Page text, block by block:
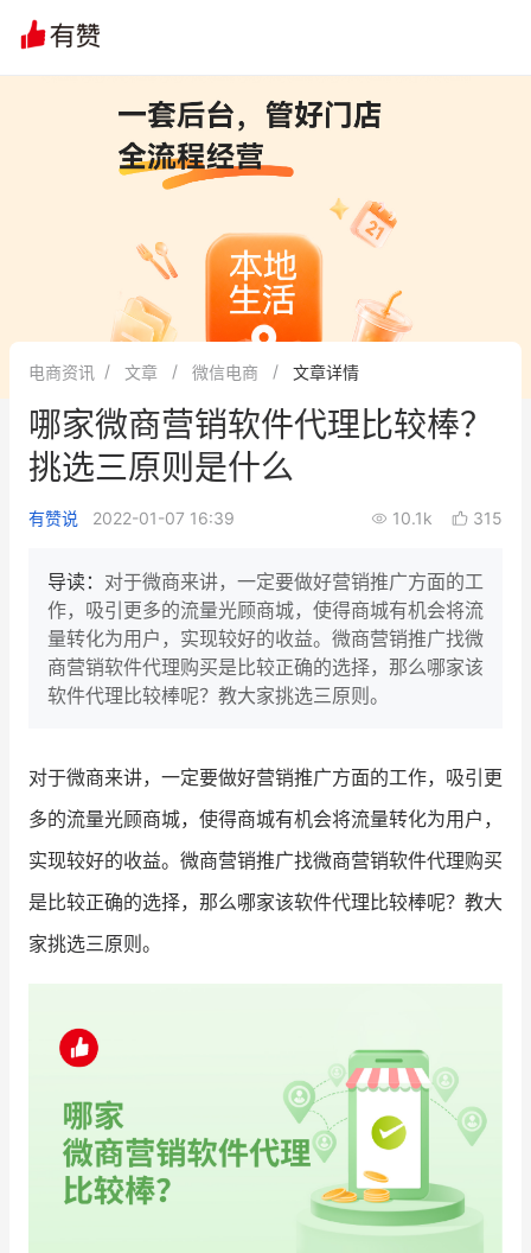
文章 问诊
电商资讯 文章 微信电商 文章详情
哪家微商营销软件代理比较棒？
挑选三原则是什么
有赞说 2022-01-07 16:39 10.1k 315
导读： 对于微商来讲，一定要做好营销推广方面的工
作，吸引更多的流量光顾商城，使得商城有机会将流
量转化为用户，实现较好的收益。微商营销推广找微
商营销软件代理购买是比较正确的选择，那么哪家该
软件代理比较棒呢？教大家挑选三原则。
对于微商来讲，一定要做好营销推广方面的工作，吸引更
多的流量光顾商城，使得商城有机会将流量转化为用户，
实现较好的收益。微商营销推广找微商营销软件代理购买
是比较正确的选择，那么哪家该软件代理比较棒呢？教大
家挑选三原则。